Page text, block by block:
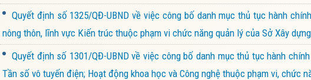
Quyết định số 1325/QĐ-UBND về việc công bố danh mục thủ tục hành
nông thôn, lĩnh vực Kiến trúc thuộc phạm vi chức năng quản lý của Sở Xây
Quyết định số 1301/QĐ-UBND về việc công bố danh mục thủ tục hành
Tần số vô tuyến điện; Hoạt động khoa học và Công nghệ thuộc phạm vi, chức